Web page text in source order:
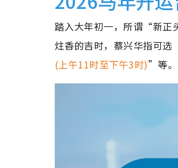
踏入大年初一，所谓“新正
炷香的吉时，蔡兴华指可
(上午11时至下午3时)”等。